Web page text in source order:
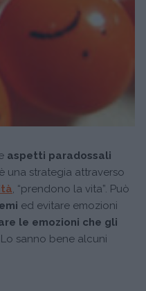
aspetti paradossali
una strategia attraverso
, “prendono la vita”. Può
ed evitare emozioni
le emozioni che gli
sanno bene alcuni